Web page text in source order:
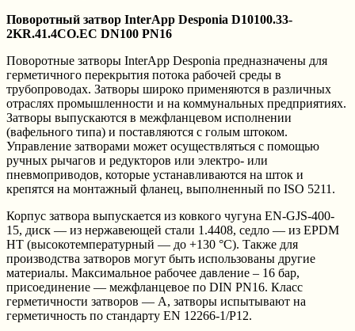
Поворотный затвор InterApp Desponia D10100.33-
2KR.41.4CO.EC DN100 PN16
Поворотные затворы InterApp Desponia предназначены для
герметичного перекрытия потока рабочей среды в
трубопроводах. Затворы широко применяются в различных
отраслях промышленности и на коммунальных предприятиях.
Затворы выпускаются в межфланцевом исполнении
(вафельного типа) и поставляются с голым штоком.
Управление затворами может осуществляться с помощью
ручных рычагов и редукторов или электро- или
пневмоприводов, которые устанавливаются на шток и
крепятся на монтажный фланец, выполненный по ISO 5211.
Корпус затвора выпускается из ковкого чугуна EN-GJS-400-
15, диск — из нержавеющей стали 1.4408, седло — из EPDM
HT (высокотемпературный — до +130 °C). Также для
производства затворов могут быть использованы другие
материалы. Максимальное рабочее давление – 16 бар,
присоединение — межфланцевое по DIN PN16. Класс
герметичности затворов — А, затворы испытывают на
герметичность по стандарту EN 12266-1/P12.